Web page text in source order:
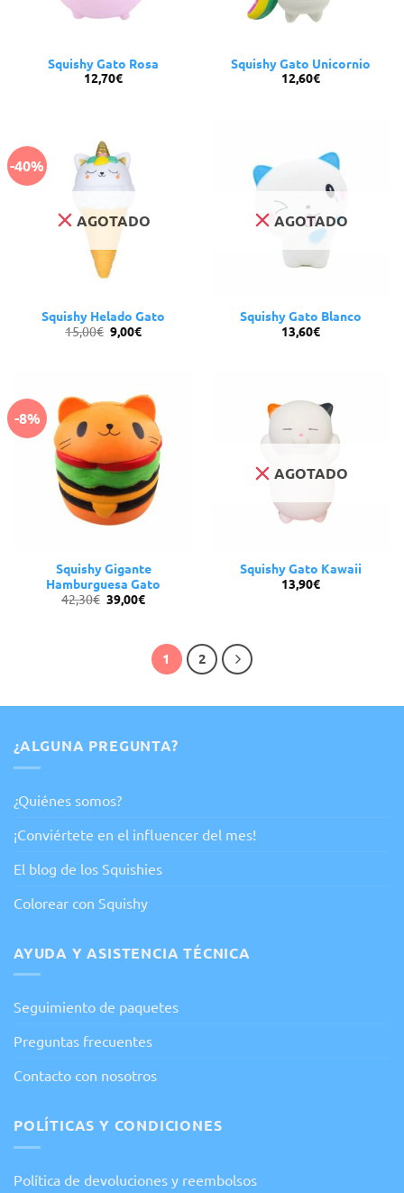
Squishy Gato Rosa
12,70€
Squishy Gato Unicornio
12,60€
-40%
AGOTADO
Squishy Helado Gato
15,00€ El
precio
9,00€El
precio
AGOTADO
Squishy Gato Blanco
13,60€
-8%
Squishy Gigante
Hamburguesa Gato
42,30€ El
precio
39,00€El
precio
39,00€.
AGOTADO
Squishy Gato Kawaii
13,90€
1 2
¿ALGUNA PREGUNTA?
¿Quiénes somos?
¡Conviértete en el influencer del mes!
El blog de los Squishies
Colorear con Squishy
AYUDA Y ASISTENCIA TÉCNICA
Seguimiento de paquetes
Preguntas frecuentes
Contacto con nosotros
POLÍTICAS Y CONDICIONES
Política de devoluciones y reembolsos